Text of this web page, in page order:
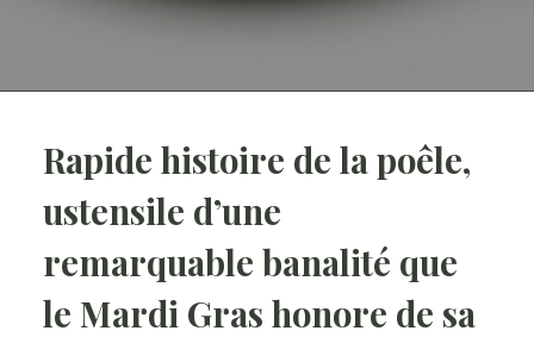
Rapide histoire de la poêle,
ustensile d’une
remarquable banalité que
le Mardi Gras honore de sa